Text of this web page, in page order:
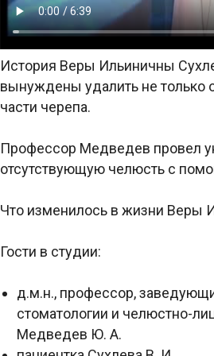
История Веры Ильиничны
вынуждены удалить не только
части черепа.
Профессор Медведев провел
отсутствующую челюсть с
Что изменилось в жизни Веры
Гости в студии:
д.м.н., профессор,
стоматологии и челюстно-
Медведев Ю. А.